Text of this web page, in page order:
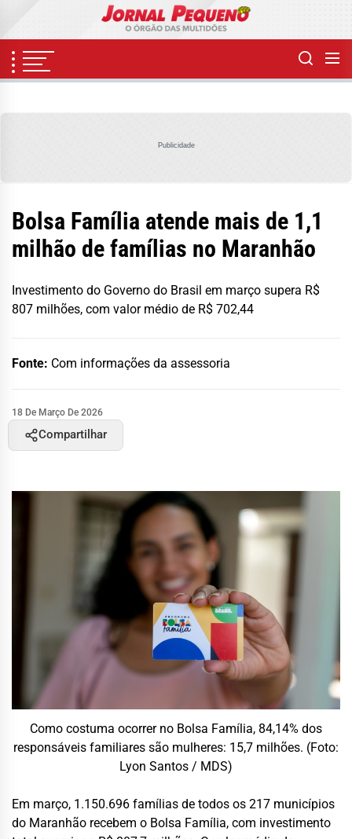
content
Publicidade
Bolsa Família atende mais de 1,1
milhão de famílias no Maranhão
Investimento do Governo do Brasil em março supera R$
807 milhões, com valor médio de R$ 702,44
Fonte: Com informações da assessoria
18 De Março De 2026
Compartilhar
Como costuma ocorrer no Bolsa Família, 84,14% dos
responsáveis familiares são mulheres: 15,7 milhões. (Foto:
Lyon Santos / MDS)
Em março, 1.150.696 famílias de todos os 217 municípios
do Maranhão recebem o Bolsa Família, com investimento